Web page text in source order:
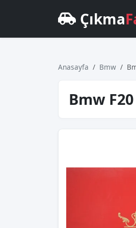
Çıkma
Anasayfa Bmw
Bmw